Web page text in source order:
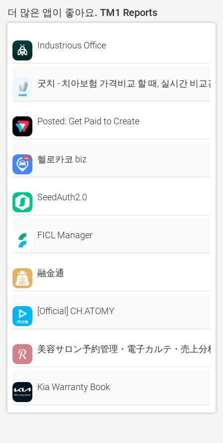
더 많은 앱이 좋아요. TM1 Reports
Industrious Office
굿치 - 치아보험 가격비교 할 때, 실시간 비교견
Posted: Get Paid to Create
헬로카코 biz
SeedAuth2.0
FICL Manager
融金通
[Official] CH.ATOMY
美容サロン予約管理・電子カルテ・売上分析
Kia Warranty Book